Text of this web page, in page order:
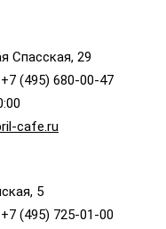
Спасская, 29
(495) 680-00-47
cafe.ru
5
(495) 725-01-00